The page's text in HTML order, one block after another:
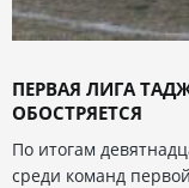
ПЕРВАЯ ЛИГА
ОБОСТРЯЕТСЯ
По итогам
среди команд